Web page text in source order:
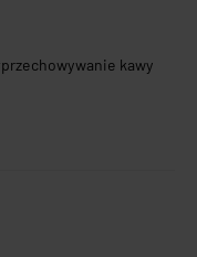
przechowywanie kawy